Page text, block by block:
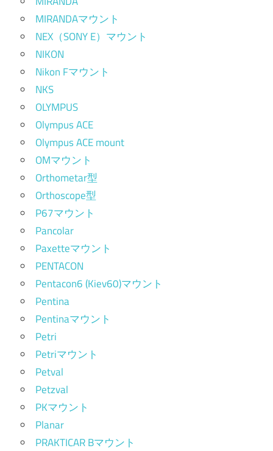
MIRANDAマウント
NEX（SONY E）マウント
NIKON
Nikon Fマウント
NKS
OLYMPUS
Olympus ACE
Olympus ACE mount
OMマウント
Orthometar型
Orthoscope型
P67マウント
Pancolar
Paxetteマウント
PENTACON
Pentacon6 (Kiev60)マウント
Pentina
Pentinaマウント
Petri
Petriマウント
Petval
Petzval
PKマウント
Planar
PRAKTICAR Bマウント